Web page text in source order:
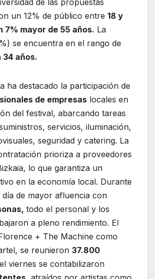
un 12% de público entre 18 y
7% mayor de 55 años. La
se encuentra en el rango de
34 años.
ha destacado la participación de
de empresas locales en
del festival, abarcando tareas
servicios, iluminación,
seguridad y catering. La
prioriza a proveedores
lo que garantiza un
en la economía local. Durante
día de mayor afluencia con
todo el personal y los
a pleno rendimiento. El
+ The Machine como
se reunieron 37.800
viernes se contabilizaron